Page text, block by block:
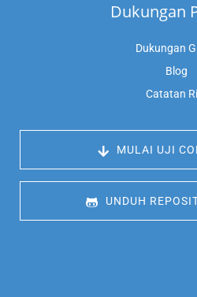
Dukungan
Dukungan
Blog
Catatan
MULAI UJI
UNDUH